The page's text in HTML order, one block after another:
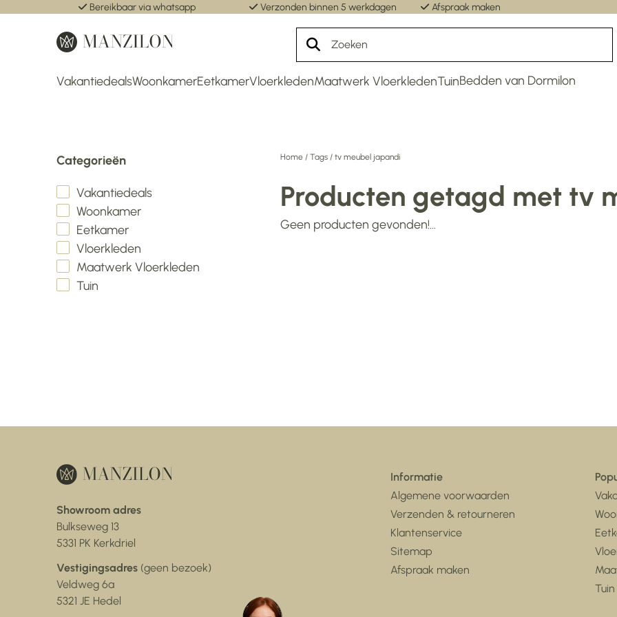
Bereikbaar via whatsapp Verzonden binnen 5 werkdagen Afspraak maken
VakantiedealsWoonkamerEetkamerVloerkledenMaatwerk VloerkledenTuinBedden van Dormilon
Categorieën
Vakantiedeals
Woonkamer
Eetkamer
Vloerkleden
Maatwerk Vloerkleden
Tuin
Home / Tags / tv meubel japandi
Producten getagd met tv
Geen producten gevonden!...
Showroom adres
Bulkseweg 13
5331 PK Kerkdriel
Vestigingsadres (geen bezoek)
Veldweg 6a
5321 JE Hedel
Informatie
Algemene voorwaarden
Verzenden & retourneren
Klantenservice
Sitemap
Afspraak maken
Tuin